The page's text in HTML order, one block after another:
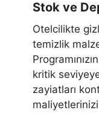
Stok ve
Otelcilikte
temizlik
kritik
zayiatları